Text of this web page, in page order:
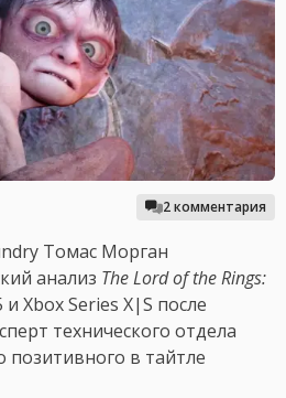
2 комментария
Томас Морган
анализ The Lord of the Rings:
и Xbox Series X|S после
технического отдела
в тайтле